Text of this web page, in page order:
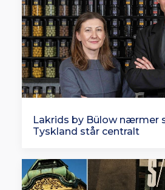
Lakrids by Bülow nærmer
Tyskland står centralt